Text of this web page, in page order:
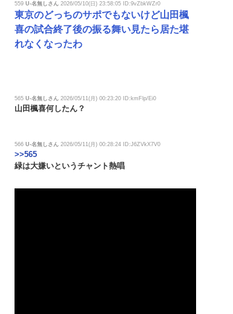
559 U-名無しさん 2026/05/10(日) 23:58:05 ID:9vZbkWZr0
東京のどっちのサポでもないけど山田楓
喜の試合終了後の振る舞い見たら居た堪
れなくなったわ
565 U-名無しさん 2026/05/11(月) 00:23:20 ID:kmFlp/Ei0
山田楓喜何したん？
566 U-名無しさん 2026/05/11(月) 00:28:24 ID:J6ZVkX7V0
>>565
緑は大嫌いというチャント熱唱